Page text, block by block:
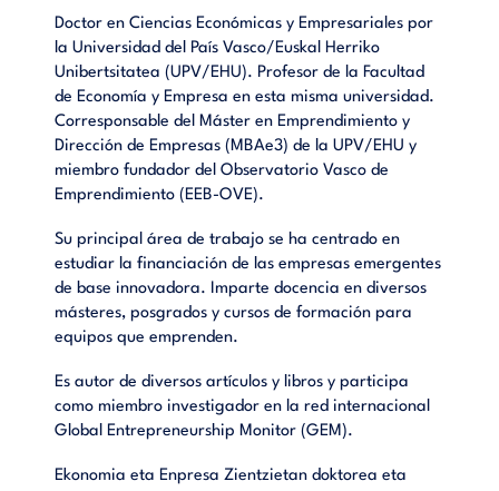
Doctor en Ciencias Económicas y Empresariales por
la Universidad del País Vasco/Euskal Herriko
Unibertsitatea (UPV/EHU). Profesor de la Facultad
de Economía y Empresa en esta misma universidad.
Corresponsable del Máster en Emprendimiento y
Dirección de Empresas (MBAe3) de la UPV/EHU y
miembro fundador del Observatorio Vasco de
Emprendimiento (EEB-OVE).
Su principal área de trabajo se ha centrado en
estudiar la financiación de las empresas emergentes
de base innovadora. Imparte docencia en diversos
másteres, posgrados y cursos de formación para
equipos que emprenden.
Es autor de diversos artículos y libros y participa
como miembro investigador en la red internacional
Global Entrepreneurship Monitor (GEM).
Ekonomia eta Enpresa Zientzietan doktorea eta